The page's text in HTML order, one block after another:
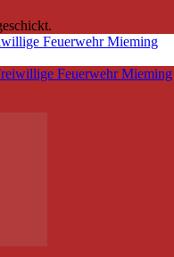
Feuerwehr Mieming